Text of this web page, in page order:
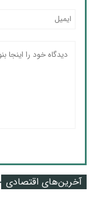
آخرین‌های اقتصادی